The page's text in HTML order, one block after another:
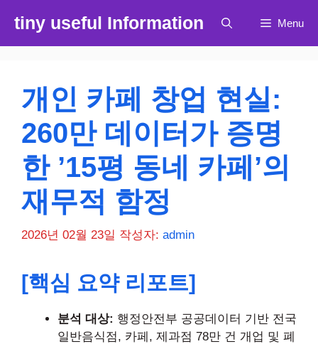
츠
tiny useful Information Menu
개인 카페 창업 현실:
260만 데이터가 증명
한 ’15평 동네 카페’의
재무적 함정
2026년 02월 23일 작성자: admin
[핵심 요약 리포트]
분석 대상: 행정안전부 공공데이터 기반 전국
일반음식점, 카페, 제과점 78만 건 개업 및 폐